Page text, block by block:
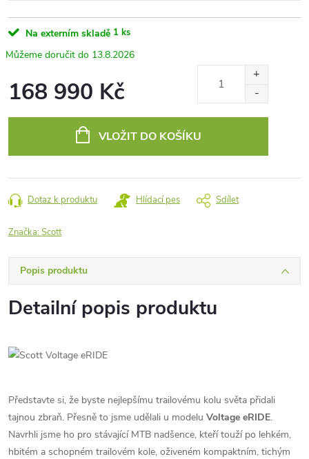
Na externím skladě 1 ks
13.8.2026
168 990 Kč
VLOŽIT DO KOŠÍKU
Dotaz k produktu Hlídací pes Sdílet
Značka:Scott
Popis produktu
Detailní popis produktu
Představte si, že byste nejlepšímu trailovému kolu světa přidali
tajnou zbraň. Přesně to jsme udělali u modelu Voltage eRIDE.
Navrhli jsme ho pro stávající MTB nadšence, kteří touží po lehkém,
hbitém a schopném trailovém kole, oživeném kompaktním, tichým